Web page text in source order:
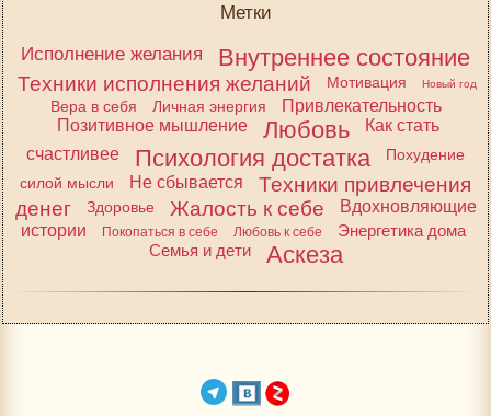
Метки
Исполнение желания
Внутреннее состояние
Техники исполнения желаний Мотивация Новый год
Вера в себя Личная энергия
Привлекательность
Позитивное мышление
Любовь
Как стать
счастливее
Психология достатка
Похудение
силой мысли
Не сбывается
Техники привлечения
денег
Здоровье Жалость к себе
Вдохновляющие
истории
Покопаться в себе Любовь к себе
Энергетика дома
Семья и дети
Аскеза